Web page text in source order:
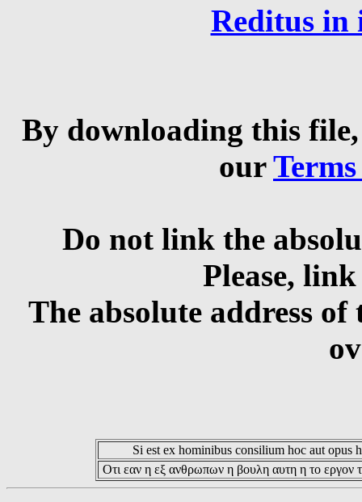
Reditus in
By downloading this
our
Do not link the
Please,
The absolute address
Si est ex hominibus consilium hoc aut opus
Οτι εαν η εξ ανθρωπων η βουλη αυτη η το εργον